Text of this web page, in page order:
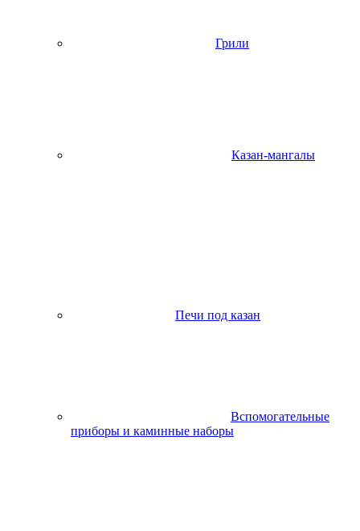
Грили
Казан-мангалы
Печи под казан
Вспомогательные
приборы и каминные наборы